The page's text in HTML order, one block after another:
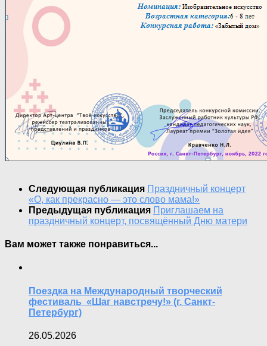
Следующая публикация Праздничный концерт
«О, как прекрасно — это слово мама!»
Предыдущая публикация Приглашаем на
праздничный концерт, посвящённый Дню матери
Вам может также понравиться...
Поездка на Международный творческий
фестиваль «Шаг навстречу!» (г. Санкт-
Петербург)
26.05.2026